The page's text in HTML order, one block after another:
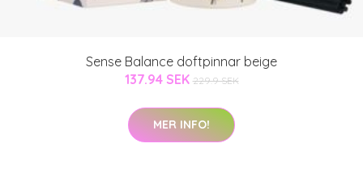
Sense Balance doftpinnar beige
137.94 SEK 229.9 SEK
MER INFO!